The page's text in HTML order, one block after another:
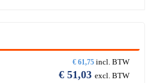
€ 61,75 incl. BTW
€ 51,03 excl. BTW